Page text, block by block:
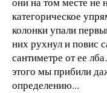
категорическое
колонки упали
них рухнул и повис
сантиметре от ее
этого мы прибили
определению...